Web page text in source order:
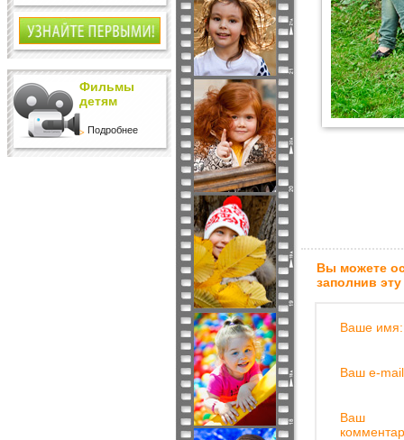
Фильмы
детям
Подробнее
Вы можете
заполнив
Ваше имя:
Ваш e-
Ваш